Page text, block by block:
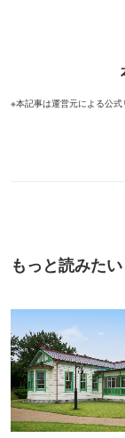
※本記事は運営元による公式
もっと読みたい